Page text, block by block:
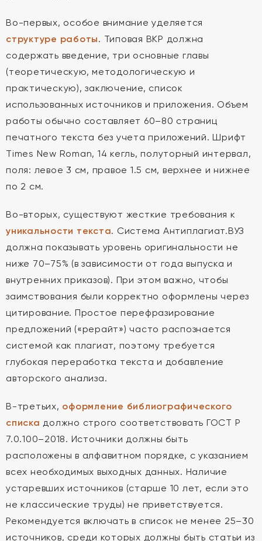
Во-первых, особое внимание уделяется
структуре работы. Типовая ВКР должна
содержать введение, три основные главы
(теоретическую, методологическую и
практическую), заключение, список
использованных источников и приложения. Объем
работы обычно составляет 60–80 страниц
печатного текста без учета приложений. Шрифт
Times New Roman, 14 кегль, полуторный интервал,
поля: левое 3 см, правое 1.5 см, верхнее и нижнее
по 2 см.
Во-вторых, существуют жесткие требования к
уникальности текста. Система Антиплагиат.ВУЗ
должна показывать уровень оригинальности не
ниже 70–75% (в зависимости от года выпуска и
внутренних приказов). При этом важно, чтобы
заимствования были корректно оформлены через
цитирование. Простое перефразирование
предложений («рерайт») часто распознается
системой как плагиат, поэтому требуется
глубокая переработка текста и добавление
авторского анализа.
В-третьих, оформление библиографического
списка должно строго соответствовать ГОСТ Р
7.0.100–2018. Источники должны быть
расположены в алфавитном порядке, с указанием
всех необходимых выходных данных. Наличие
устаревших источников (старше 10 лет, если это
не классические труды) не приветствуется.
Рекомендуется включать в список не менее 25–30
источников, среди которых должны быть статьи из